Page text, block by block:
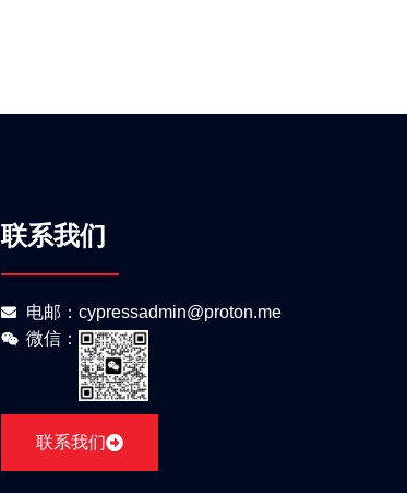
联系我们
电邮：cypressadmin@proton.me
微信：
联系我们